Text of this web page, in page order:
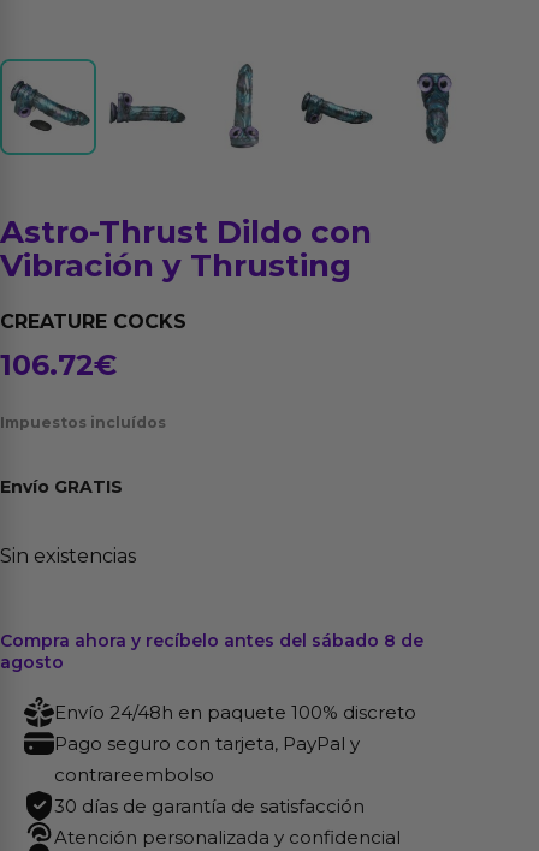
Astro-Thrust Dildo con
Vibración y Thrusting
CREATURE COCKS
106.72€
Impuestos incluídos
Envío GRATIS
Sin existencias
Compra ahora y recíbelo antes del sábado 8 de
agosto
Envío 24/48h en paquete 100% discreto
Pago seguro con tarjeta, PayPal y
contrareembolso
30 días de garantía de satisfacción
Atención personalizada y confidencial